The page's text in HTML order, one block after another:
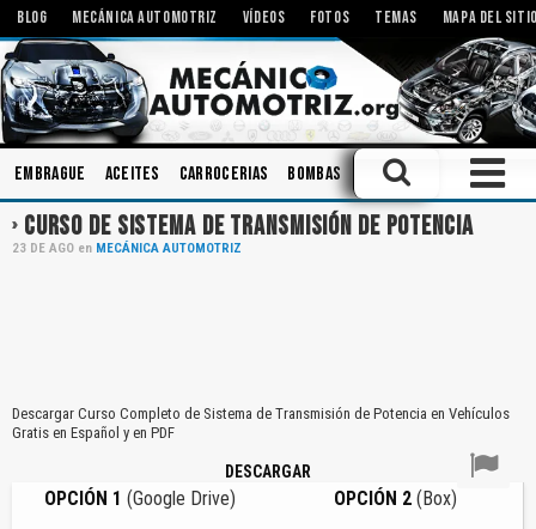
BLOG MECÁNICA AUTOMOTRIZ VÍDEOS FOTOS TEMAS MAPA DEL
Embrague Aceites Carrocerias Bombas Herramientas
CURSO DE SISTEMA DE TRANSMISIÓN DE POTENCIA
23 DE AGO en MECÁNICA AUTOMOTRIZ
Descargar Curso Completo de Sistema de Transmisión de Potencia en Vehículos
Gratis en Español y en PDF
DESCARGAR
OPCIÓN 1 (Google Drive) OPCIÓN 2(Box)